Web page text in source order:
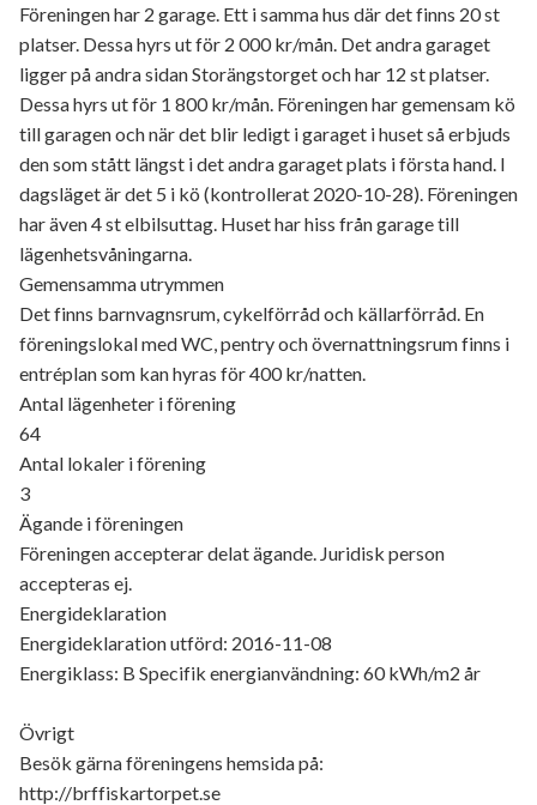
Föreningen har 2 garage. Ett i samma hus där det finns 20 st
platser. Dessa hyrs ut för 2 000 kr/mån. Det andra garaget
ligger på andra sidan Storängstorget och har 12 st platser.
Dessa hyrs ut för 1 800 kr/mån. Föreningen har gemensam kö
till garagen och när det blir ledigt i garaget i huset så erbjuds
den som stått längst i det andra garaget plats i första hand. I
dagsläget är det 5 i kö (kontrollerat 2020-10-28). Föreningen
har även 4 st elbilsuttag. Huset har hiss från garage till
lägenhetsvåningarna.
Gemensamma utrymmen
Det finns barnvagnsrum, cykelförråd och källarförråd. En
föreningslokal med WC, pentry och övernattningsrum finns i
entréplan som kan hyras för 400 kr/natten.
Antal lägenheter i förening
64
Antal lokaler i förening
3
Ägande i föreningen
Föreningen accepterar delat ägande. Juridisk person
accepteras ej.
Energideklaration
Energideklaration utförd: 2016-11-08
Energiklass: B Specifik energianvändning: 60 kWh/m2 år
Övrigt
Besök gärna föreningens hemsida på:
http://brffiskartorpet.se